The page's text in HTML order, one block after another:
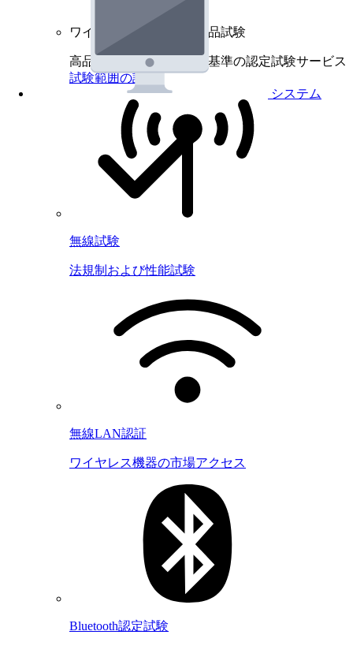
システム
ワイヤレスデバイスの製品試験
高品質規格に基づく国際基準の認定試験サービス
試験範囲の詳細
無線試験
法規制および性能試験
無線LAN認証
ワイヤレス機器の市場アクセス
Bluetooth認定試験